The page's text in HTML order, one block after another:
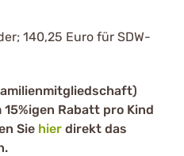
140,25 Euro für SDW-
Rabatt pro Kind
Sie hier direkt das